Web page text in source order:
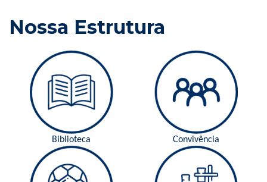
Nossa Estrutura
Biblioteca Convivência